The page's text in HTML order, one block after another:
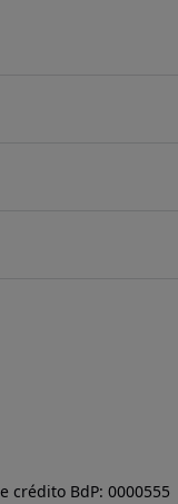
crédito BdP: 0000555